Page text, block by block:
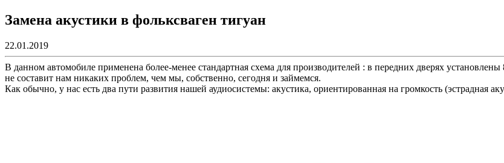
Замена акустики в фольксваген тигуан
22.01.2019
В данном автомобиле применена более-менее стандартная схема для производителей : в передних дверях
не составит нам никаких проблем, чем мы, собственно, сегодня и займемся.
Как обычно, у нас есть два пути развития нашей аудиосистемы: акустика, ориентированная на громкость (эстрадная